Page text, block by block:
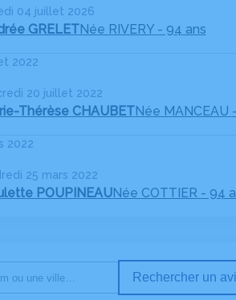
04 juillet 2026
GRELETNée RIVERY - 94 ans
2022
20 juillet 2022
Thérèse CHAUBETNée MANCEAU
2022
25 mars 2022
POUPINEAUNée COTTIER - 94
Rechercher un